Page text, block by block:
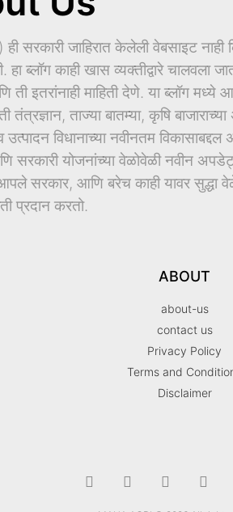
जाहिरात केलेली वेबसाइट नाही
ब्लॉग काही खास व्यक्तीद्वारे चालवला
इतरांनाही माहिती देणे. या ब्लॉग मध्ये
तंत्रज्ञान, ताज्या बातम्या, कृषि
उत्पादन विधानाच्या नवीनतम
सरकारी योजनांच्या वेळोवेळी नवीन
सरकार, आणि बरेच काही यावर सुद्धा
प्रदान करतो.
ABOUT
about-us
contact us
Privacy Policy
Terms and
Disclaimer